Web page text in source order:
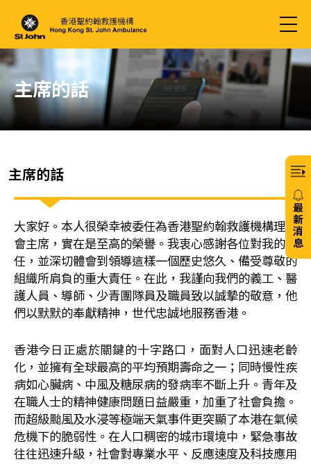
主席的話
主席的話
大家好。本人很榮幸被委任為香港聖約翰救護機構理事
會主席，實在是至高的榮譽。我衷心感謝各位對我的信
任，並深切體會到領導這樣一個歷史悠久、備受尊敬的
組織所肩負的重大責任。在此，我謹向我們的義工、醫
護人員、導師、少青團隊員及職員致以誠摯的敬意，他
們以默默的奉獻精神，世代忠誠地服務香港。
香港今日正處於關鍵的十字路口，面對人口迅速老齡
化，並擁有全球最高的平均預期壽命之一；同時慢性疾
病如心臟病、中風及糖尿病的發病率不斷上升。青年及
在職人士的精神健康問題日益嚴重，加重了社會負擔。
而超級颱風及水浸等極端天氣事件更突顯了本港在氣候
危機下的脆弱性。在人口稠密的城市環境中，緊急事故
往往迅速升級，社會對專業水平、反應速度及科技應用
最
新
消
息